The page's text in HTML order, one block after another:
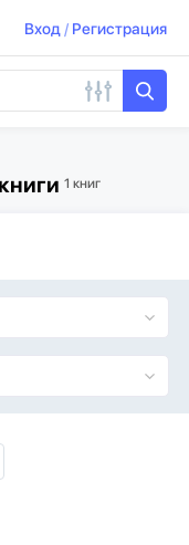
Вход/ Регистрация
1 книг